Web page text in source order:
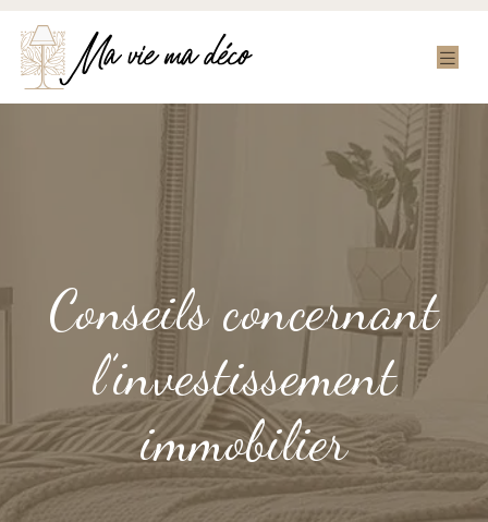
Conseils concernant
l’investissement
immobilier